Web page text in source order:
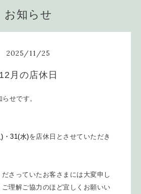
お知らせ
2025/11/25
12月の店休日
せです。
・31(水)を店休日とさせていただき
さっていたお客さまには大変申し
理解ご協力のほど宜しくお願いい